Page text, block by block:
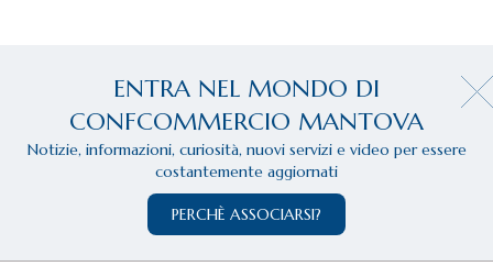
ENTRA NEL MONDO DI
CONFCOMMERCIO MANTOVA
Notizie, informazioni, curiosità, nuovi servizi e video per essere
costantemente aggiornati
PERCHÈ ASSOCIARSI?